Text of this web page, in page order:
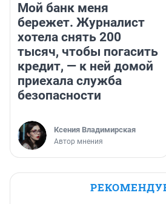
Мой банк меня
бережет. Журналист
хотела снять 200
тысяч, чтобы погасить
кредит, — к ней домой
приехала служба
безопасности
Ксения Владимирская
Автор мнения